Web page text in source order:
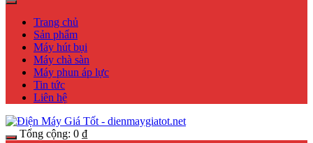
Trang chủ
Sản phẩm
Máy hút bụi
Máy chà sàn
Máy phun áp lực
Tin tức
Liên hệ
Tổng cộng: 0 ₫